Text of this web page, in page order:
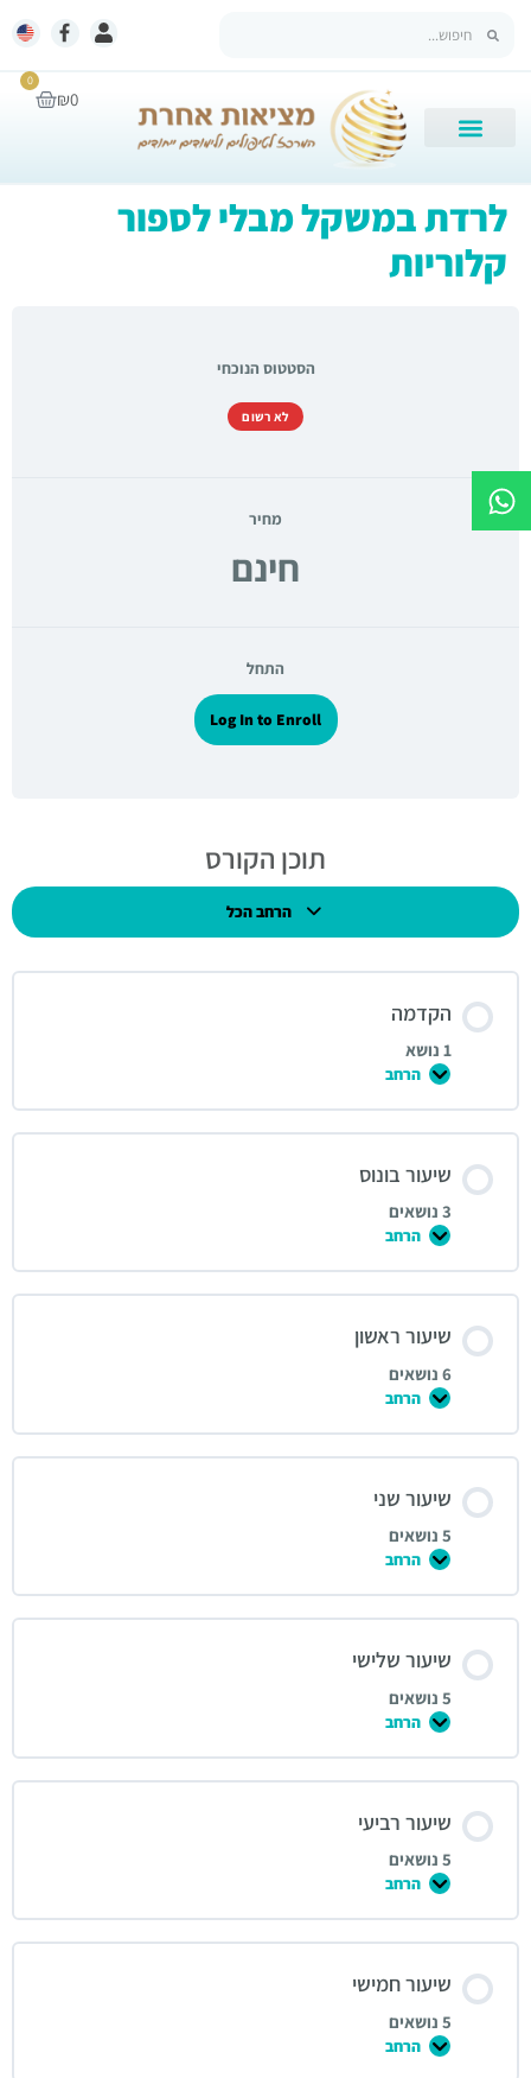
₪0
0
לרדת במשקל מבלי לספור
קלוריות
הסטטוס הנוכחי
לא רשום
מחיר
חינם
התחל
Log In to Enroll
תוכן הקורס
הרחב הכל
הקדמה
1 נושא
הרחב
שיעור בונוס
3 נושאים
הרחב
שיעור ראשון
6 נושאים
הרחב
שיעור שני
5 נושאים
הרחב
שיעור שלישי
5 נושאים
הרחב
שיעור רביעי
5 נושאים
הרחב
שיעור חמישי
5 נושאים
הרחב